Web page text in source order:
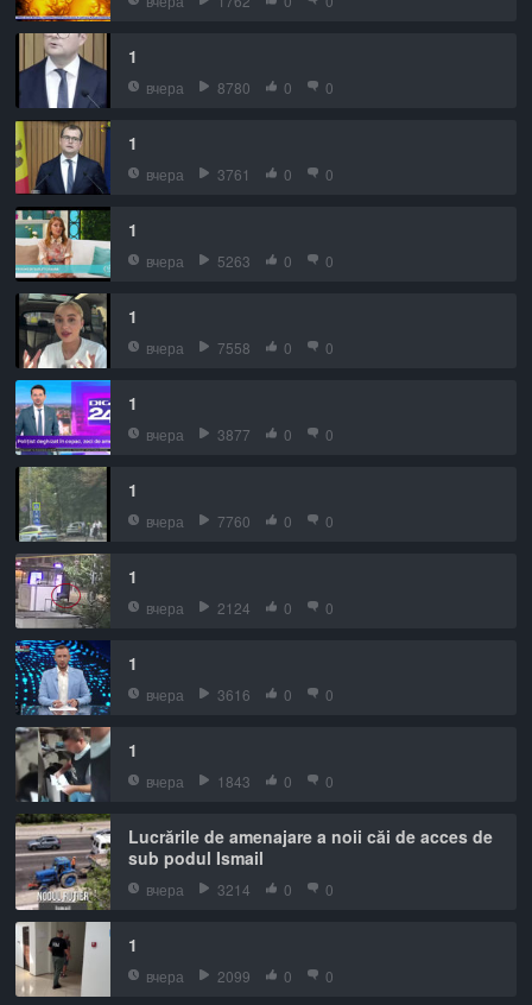
1
вчера 8780 0 0
1
вчера 3761 0 0
1
вчера 5263 0 0
1
вчера 7558 0 0
1
вчера 3877 0 0
1
вчера 7760 0 0
1
вчера 2124 0 0
1
вчера 3616 0 0
1
вчера 1843 0 0
Lucrările de amenajare a noii căi de acces de
sub podul Ismail
вчера 3214 0 0
1
вчера 2099 0 0